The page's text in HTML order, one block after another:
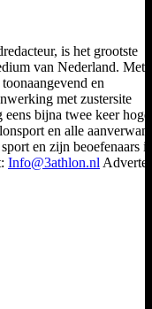
is het grootste
van Nederland. Met
en
met zustersite
bijna twee keer
en alle
en zijn beoefenaars
Info@3athlon.nl